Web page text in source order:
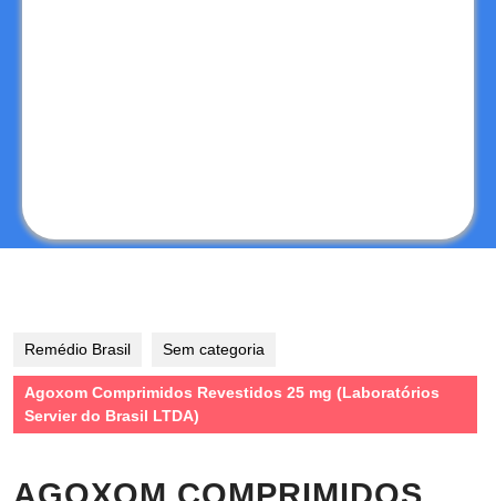
Remédio Brasil Sem categoria
Agoxom Comprimidos Revestidos 25 mg (Laboratórios
Servier do Brasil LTDA)